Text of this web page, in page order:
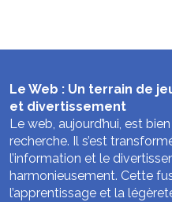
Le Web : Un terrain de
et divertissement
Le web, aujourd’hui, est
recherche. Il s’est
l’information et le
harmonieusement. Cette
l’apprentissage et la